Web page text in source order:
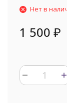
Нет в
1 500 ₽